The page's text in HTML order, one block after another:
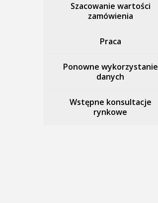
Szacowanie wartości
zamówienia
Praca
Ponowne wykorzystanie
danych
Wstępne konsultacje
rynkowe